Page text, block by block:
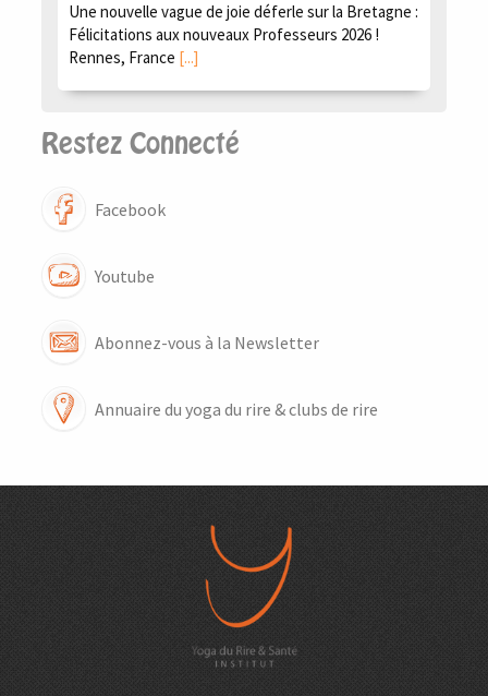
Une nouvelle vague de joie déferle sur la Bretagne :
Félicitations aux nouveaux Professeurs 2026 !
Rennes, France [...]
Restez Connecté
Facebook
Youtube
Abonnez-vous à la Newsletter
Annuaire du yoga du rire & clubs de rire